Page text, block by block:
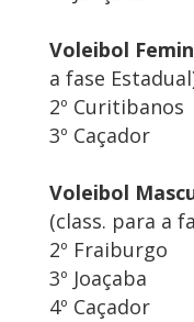
Voleibol
a fase
2º Curitibanos
3º Caçador
Voleibol
(class. para a
2º Fraiburgo
3º Joaçaba
4º Caçador